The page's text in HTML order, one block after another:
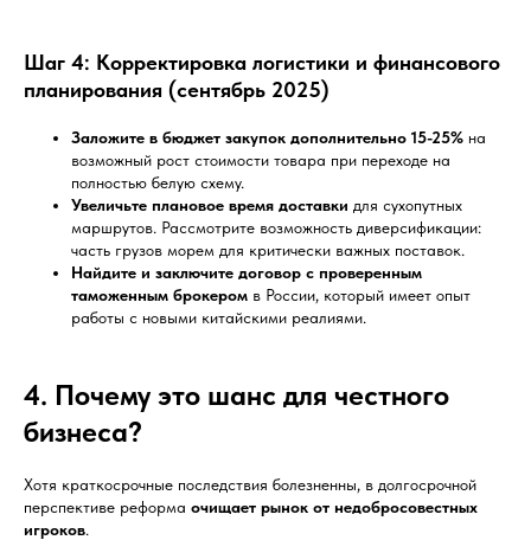
Шаг 4: Корректировка логистики и финансового
планирования (сентябрь 2025)
Заложите в бюджет закупок дополнительно 15-25% на
возможный рост стоимости товара при переходе на
полностью белую схему.
Увеличьте плановое время доставки для сухопутных
маршрутов. Рассмотрите возможность диверсификации:
часть грузов морем для критически важных поставок.
Найдите и заключите договор с проверенным
таможенным брокером в России, который имеет опыт
работы с новыми китайскими реалиями.
4. Почему это шанс для честного
бизнеса?
Хотя краткосрочные последствия болезненны, в долгосрочной
перспективе реформа очищает рынок от недобросовестных
игроков.